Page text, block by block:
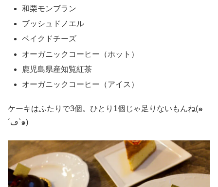
和栗モンブラン
ブッシュドノエル
ベイクドチーズ
オーガニックコーヒー（ホット）
鹿児島県産知覧紅茶
オーガニックコーヒー（アイス）
ケーキはふたりで3個。ひとり1個じゃ足りないもんね(๑
´ڡ`๑)